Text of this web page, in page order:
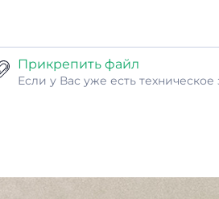
Прикрепить файл
Если у Вас уже есть